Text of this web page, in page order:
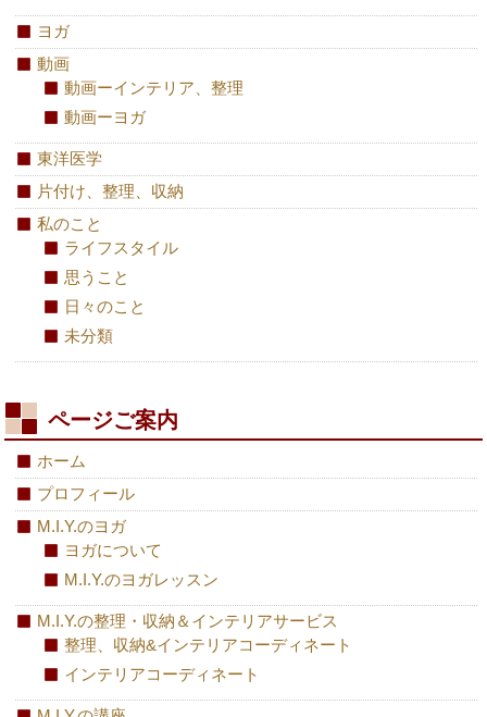
ヨガ
動画
動画ーインテリア、整理
動画ーヨガ
東洋医学
片付け、整理、収納
私のこと
ライフスタイル
思うこと
日々のこと
未分類
ページご案内
ホーム
プロフィール
M.I.Y.のヨガ
ヨガについて
M.I.Y.のヨガレッスン
M.I.Y.の整理・収納＆インテリアサービス
整理、収納&インテリアコーディネート
インテリアコーディネート